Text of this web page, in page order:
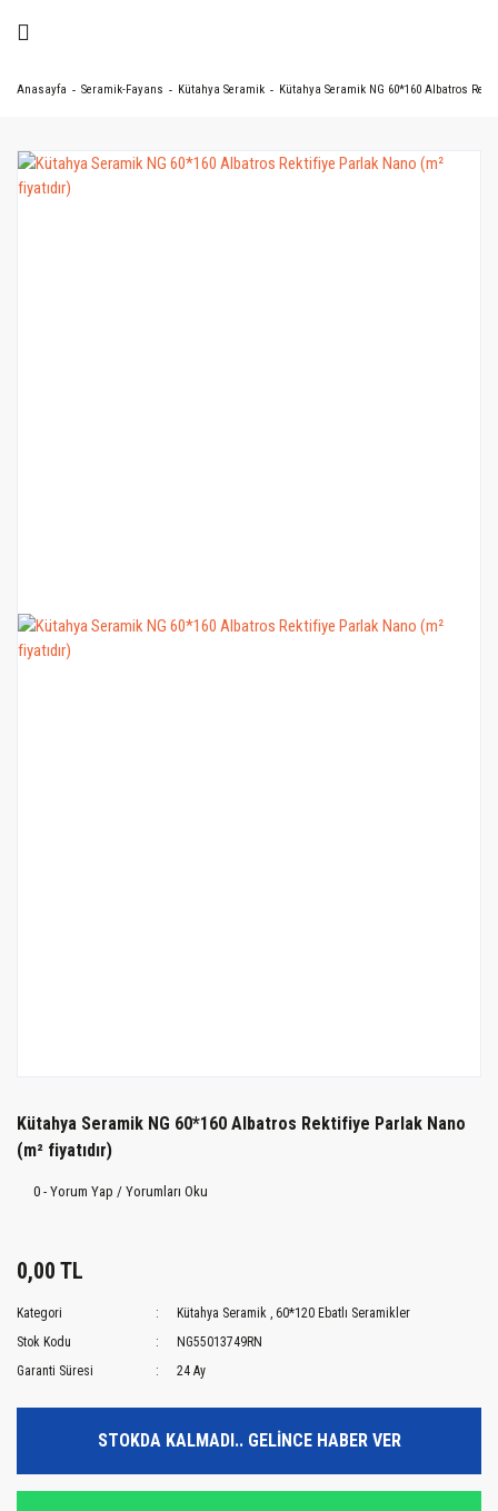
Anasayfa Seramik-Fayans Kütahya Seramik Kütahya Seramik NG 60*160 Albatros
Kütahya Seramik NG 60*160 Albatros Rektifiye Parlak Nano
(m² fiyatıdır)
0 - Yorum Yap / Yorumları Oku
0,00 TL
Kategori Kütahya Seramik , 60*120 Ebatlı Seramikler
Stok Kodu
NG55013749RN
Garanti Süresi
24 Ay
STOKDA KALMADI.. GELİNCE HABER VER